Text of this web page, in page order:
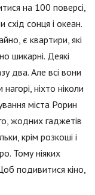
на 100 поверсі,
схід сонця і океан.
є квартири, які
шикарні. Деякі
два. Але всі вони
ніхто ніколи
міста Рорин
жодних гаджетів
крім розкоші і
Тому ніяких
подивитися кіно,